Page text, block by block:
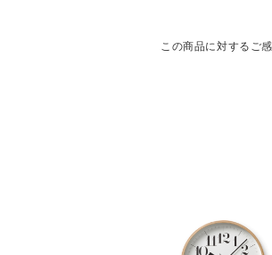
この商品に対するご